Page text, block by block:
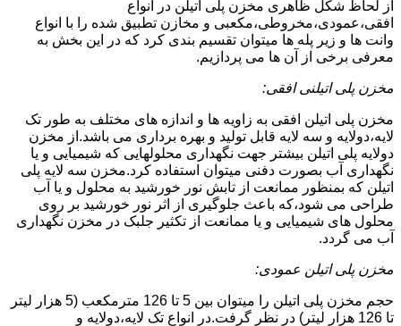
از لحاظ شکل ظاهری مخزن پلی اتیلن در انواع
افقی،عمودی،مخروطی،مکعبی و مخازن تطبیق شده را با انواع
وانت ها و زیر پله ها میتوان تقسیم بندی کرد که در این بخش به
معرفی برخی از آن ها می پردازیم.
مخزن پلی اتیلنی افقی:
مخزن پلی اتیلن افقی به زاویه ها و اندازه های مختلف به طور تک
لایه،دولایه و سه لایه قابل تولید و بهره برداری می باشد.از مخزن
دولایه پلی اتیلن بیشتر جهت نگهداری محلولهایی که شیمیایی و یا
نگهداری آب بصورت دفنی میتوان استفاده کرد.مخزن سه لایه پلی
اتیلن که بمنظور ممانعت از تابش نور خورشید به محلول و یا آب
طراحی می شود،که باعث جلوگیری از اثر نور خورشید بر روی
محلول های شیمیایی و یا ممانعت از تکثیر جلبک در مخزن نگهداری
آب می گردد.
مخزن پلی اتیلن عمودی:
حجم مخزن پلی اتیلن را میتوان بین 5 تا 126 مترمکعب (5 هزار لیتر
تا 126 هزار لیتر) در نظر گرفت.در انواع تک لایه،دولایه و